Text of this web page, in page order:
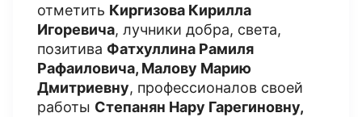
отметить Киргизова Кирилла
Игоревича, лучники добра, света,
позитива Фатхуллина Рамиля
Рафаиловича, Малову Марию
Дмитриевну, профессионалов своей
работы Степанян Нару Гарегиновну,